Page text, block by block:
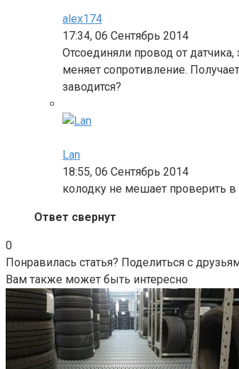
alex174
17:34, 06 Сентябрь 2014
Отсоединяли провод от
меняет сопротивление.
заводится?
Lan
18:55, 06 Сентябрь 2014
колодку не мешает проверить
Ответ свернут
0
Понравилась статья? Поделиться с
Вам также может быть интересно